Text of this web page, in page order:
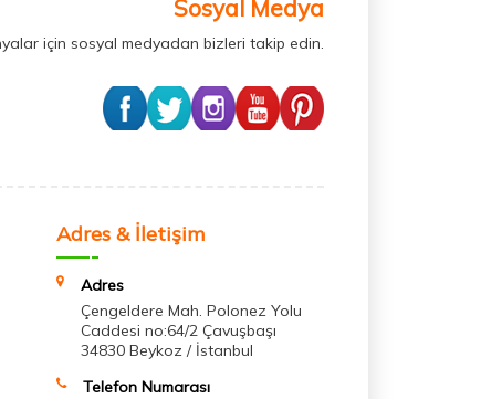
Sosyal Medya
için sosyal medyadan bizleri takip edin.
Adres & İletişim
Adres
Çengeldere Mah. Polonez Yolu
Caddesi no:64/2 Çavuşbaşı
34830 Beykoz / İstanbul
Telefon Numarası